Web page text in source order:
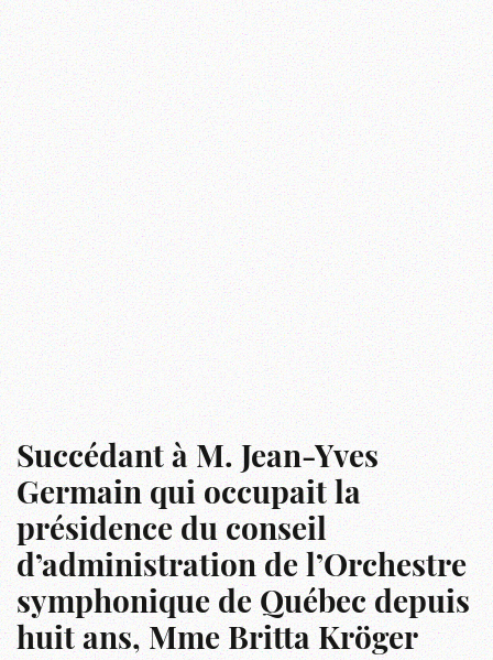
Succédant à M. Jean-Yves
Germain qui occupait la
présidence du conseil
d’administration de l’Orchestre
symphonique de Québec depuis
huit ans, Mme Britta Kröger